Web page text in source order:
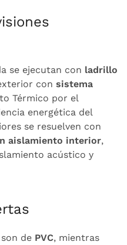
se ejecutan con ladrillo
con sistema
Térmico por el
energética del
se resuelven con
aislamiento interior,
acústico y
son de PVC, mientras